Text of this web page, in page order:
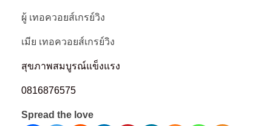
ผู้ เทอควอยส์เกรย์วิง
เมีย เทอควอยส์เกรย์วิง
สุขภาพสมบูรณ์แข็งแรง
0816876575
Spread the love